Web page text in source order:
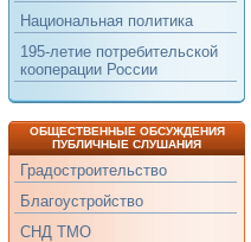
Национальная политика
195-летие потребительской
кооперации России
ОБЩЕСТВЕННЫЕ ОБСУЖДЕНИЯ
ПУБЛИЧНЫЕ СЛУШАНИЯ
Градостроительство
Благоустройство
СНД ТМО